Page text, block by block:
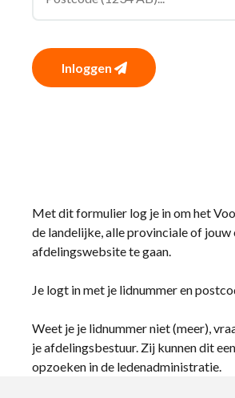
Inloggen
Met dit formulier log je in om het
de landelijke, alle provinciale of jouw
afdelingswebsite te gaan.
Je logt in met je lidnummer en
Weet je je lidnummer niet (meer),
je afdelingsbestuur. Zij kunnen dit
opzoeken in de ledenadministratie.